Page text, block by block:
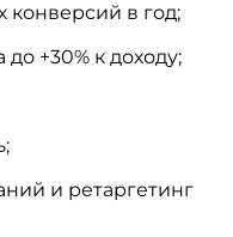
в год;
+30% к доходу;
и ретаргетинг